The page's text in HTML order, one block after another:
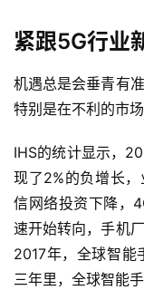
紧跟5G行业
机遇总是会垂青有
特别是在不利的市场
IHS的统计显示，
现了2%的负增长，
信网络投资下降，
速开始转向，手机
2017年，全球智能
三年里，全球智能